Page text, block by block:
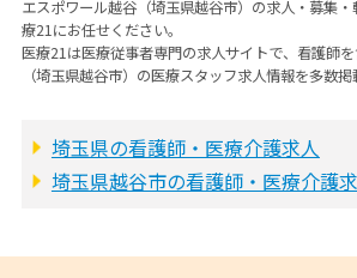
エスポワール越谷（埼玉県越谷市）の求人・募集
療21にお任せください。
医療21は医療従事者専門の求人サイトで、看護師
（埼玉県越谷市）の医療スタッフ求人情報を多数掲
埼玉県の看護師・医療介護求人
埼玉県越谷市の看護師・医療介護